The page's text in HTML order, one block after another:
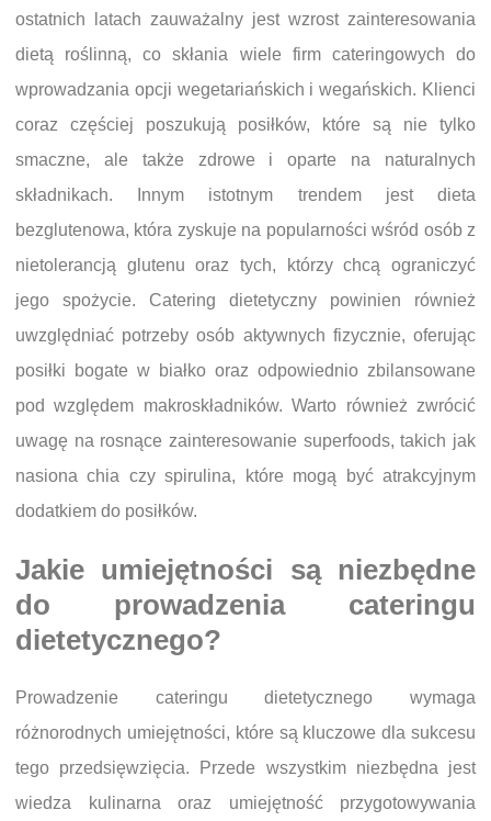
ostatnich latach zauważalny jest wzrost zainteresowania
dietą roślinną, co skłania wiele firm cateringowych do
wprowadzania opcji wegetariańskich i wegańskich. Klienci
coraz częściej poszukują posiłków, które są nie tylko
smaczne, ale także zdrowe i oparte na naturalnych
składnikach. Innym istotnym trendem jest dieta
bezglutenowa, która zyskuje na popularności wśród osób z
nietolerancją glutenu oraz tych, którzy chcą ograniczyć
jego spożycie. Catering dietetyczny powinien również
uwzględniać potrzeby osób aktywnych fizycznie, oferując
posiłki bogate w białko oraz odpowiednio zbilansowane
pod względem makroskładników. Warto również zwrócić
uwagę na rosnące zainteresowanie superfoods, takich jak
nasiona chia czy spirulina, które mogą być atrakcyjnym
dodatkiem do posiłków.
Jakie umiejętności są niezbędne
do prowadzenia cateringu
dietetycznego?
Prowadzenie cateringu dietetycznego wymaga
różnorodnych umiejętności, które są kluczowe dla sukcesu
tego przedsięwzięcia. Przede wszystkim niezbędna jest
wiedza kulinarna oraz umiejętność przygotowywania